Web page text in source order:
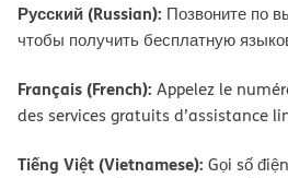
Русский (Russian): Позвоните по
чтобы получить бесплатную
Français (French): Appelez le
des services gratuits d’assistance
Tiếng Việt (Vietnamese): Gọi số